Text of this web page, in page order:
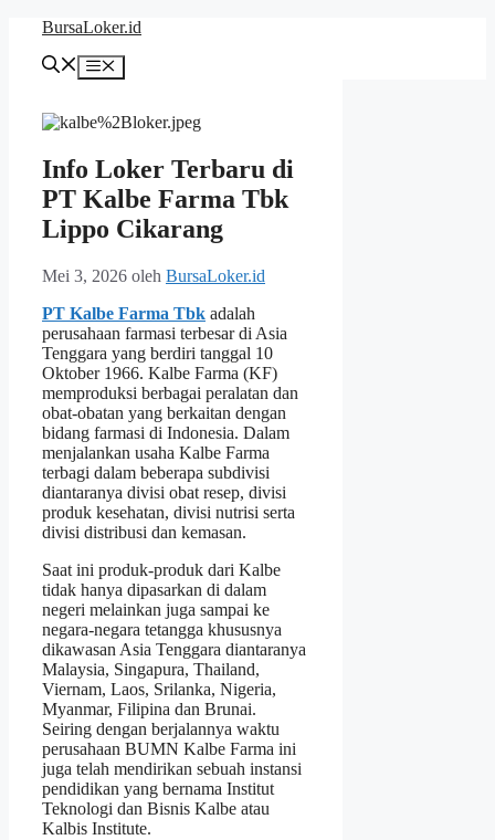
Langsung
BursaLoker.id
Menu
Info Loker Terbaru di
PT Kalbe Farma Tbk
Lippo Cikarang
Mei 3, 2026 oleh BursaLoker.id
PT Kalbe Farma Tbk adalah
perusahaan farmasi terbesar di Asia
Tenggara yang berdiri tanggal 10
Oktober 1966. Kalbe Farma (KF)
memproduksi berbagai peralatan dan
obat-obatan yang berkaitan dengan
bidang farmasi di Indonesia. Dalam
menjalankan usaha Kalbe Farma
terbagi dalam beberapa subdivisi
diantaranya divisi obat resep, divisi
produk kesehatan, divisi nutrisi serta
divisi distribusi dan kemasan.
Saat ini produk-produk dari Kalbe
tidak hanya dipasarkan di dalam
negeri melainkan juga sampai ke
negara-negara tetangga khususnya
dikawasan Asia Tenggara diantaranya
Malaysia, Singapura, Thailand,
Viernam, Laos, Srilanka, Nigeria,
Myanmar, Filipina dan Brunai.
Seiring dengan berjalannya waktu
perusahaan BUMN Kalbe Farma ini
juga telah mendirikan sebuah instansi
pendidikan yang bernama Institut
Teknologi dan Bisnis Kalbe atau
Kalbis Institute.